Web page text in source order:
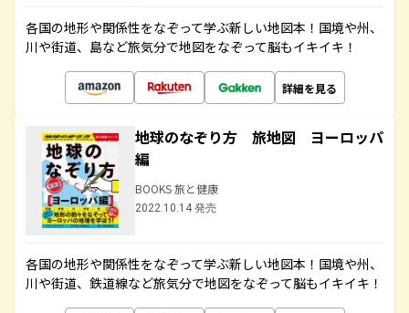
各国の地形や関係性をなぞって学ぶ新しい地図本！国境や州、
川や街道、島など旅気分で地図をなぞって脳もイキイキ！
詳細を見る
地球のなぞり方 旅地図 ヨーロッパ
編
BOOKS 旅と健康
2022.10.14 発売
各国の地形や関係性をなぞって学ぶ新しい地図本！国境や州、
川や街道、鉄道線など旅気分で地図をなぞって脳もイキイキ！